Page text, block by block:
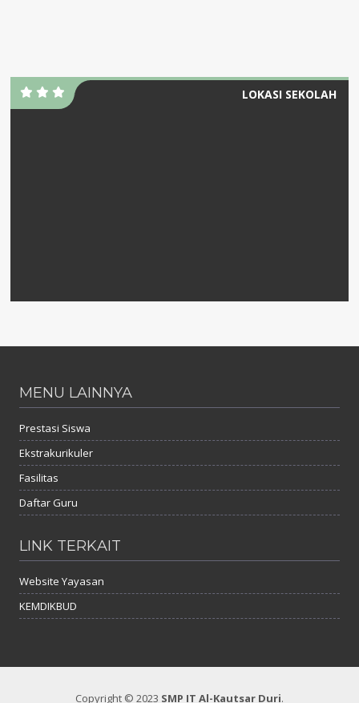
LOKASI SEKOLAH
MENU LAINNYA
Prestasi Siswa
Ekstrakurikuler
Fasilitas
Daftar Guru
LINK TERKAIT
Website Yayasan
KEMDIKBUD
Copyright © 2023 SMP IT Al-Kautsar Duri.